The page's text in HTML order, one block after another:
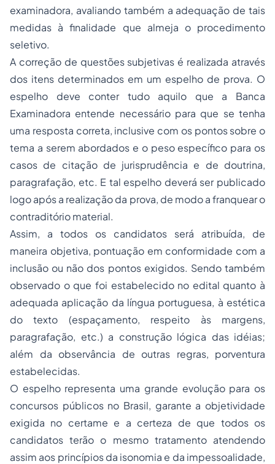
examinadora, avaliando também a adequação de tais
medidas à finalidade que almeja o procedimento
seletivo.
A correção de questões subjetivas é realizada através
dos itens determinados em um espelho de prova. O
espelho deve conter tudo aquilo que a Banca
Examinadora entende necessário para que se tenha
uma resposta correta, inclusive com os pontos sobre o
tema a serem abordados e o peso específico para os
casos de citação de jurisprudência e de doutrina,
paragrafação, etc. E tal espelho deverá ser publicado
logo após a realização da prova, de modo a franquear o
contraditório material.
Assim, a todos os candidatos será atribuída, de
maneira objetiva, pontuação em conformidade com a
inclusão ou não dos pontos exigidos. Sendo também
observado o que foi estabelecido no edital quanto à
adequada aplicação da língua portuguesa, à estética
do texto (espaçamento, respeito às margens,
paragrafação, etc.) a construção lógica das idéias;
além da observância de outras regras, porventura
estabelecidas.
O espelho representa uma grande evolução para os
concursos públicos no Brasil, garante a objetividade
exigida no certame e a certeza de que todos os
candidatos terão o mesmo tratamento atendendo
assim aos princípios da isonomia e da impessoalidade,